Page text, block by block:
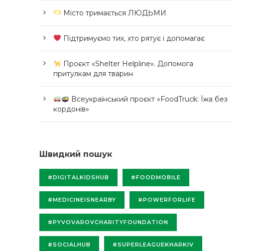
Місто тримається ЛЮДЬМИ
Підтримуємо тих, хто рятує і допомагає
Проєкт «Shelter Helpline». Допомога
притулкам для тварин
Всеукраїнський проєкт «FoodTruck: Їжа без
кордонів»
Швидкий пошук
#DIGITALKIDSHUB #FOODMOBILE
#MEDICINEISNEARBY #POWERFORLIFE
#PYVOVAROVCHARITYFOUNDATION
#SOCIALHUB #SUPERLEAGUEKHARKIV